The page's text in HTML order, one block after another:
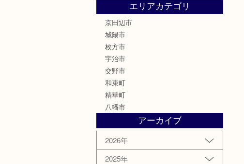
エリアカテゴリ
京田辺市
城陽市
枚方市
宇治市
交野市
和束町
精華町
八幡市
アーカイブ
2026年
2025年